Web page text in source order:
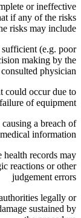
or ineffective
if any of the risks
risks may include:
(e.g. poor
making by the
consulted physician
could occur due to
of equipment
a breach of
information
health records may
reactions or other
judgement errors
legally or
sustained by